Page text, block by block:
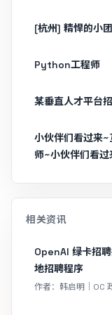
[杭州] 精悍的小
Python工程师
某垂直人才平台
小伙伴们看过来
师~小伙伴们看过
相关资讯
OpenAI 绿卡招
地招聘程序
作者：韩启明｜OC